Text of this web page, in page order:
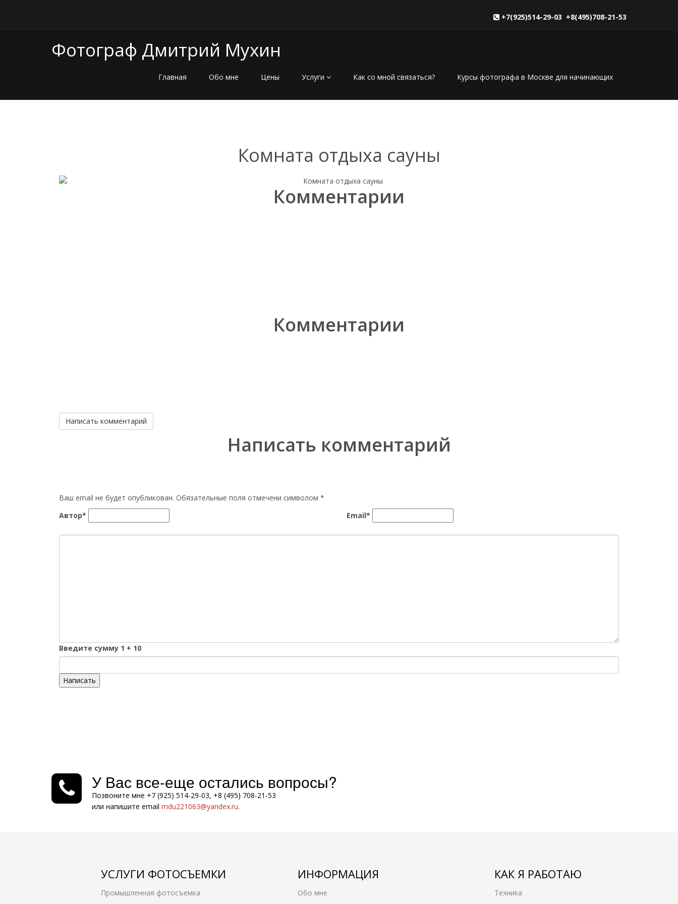
+7(925)514-29-03 +8(495)708-21-53
Фотограф Дмитрий Мухин
Главная Обо мне Цены Услуги Как со мной связаться? Курсы фотографа в Москве для начинающих
Комната отдыха сауны
Комментарии
Комментарии
Написать комментарий
Написать комментарий
Ваш email не будет опубликован. Обязательные поля отмечени символом *
Автор*
Email*
Введите сумму 1 + 10
Написать
У Вас все-еще остались вопросы?
Позвоните мне +7 (925) 514-29-03, +8 (495) 708-21-53
или напишите email mdu221063@yandex.ru.
УСЛУГИ ФОТОСЪЕМКИ
Промышленная фотосъемка
ИНФОРМАЦИЯ
Обо мне
КАК Я РАБОТАЮ
Техника